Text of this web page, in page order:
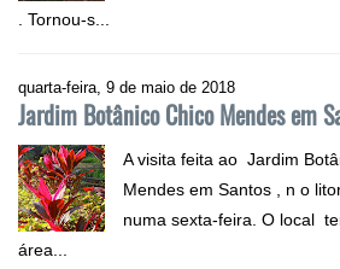
. Tornou-s...
quarta-feira, 9 de maio de 2018
Jardim Botânico Chico Mendes em
A visita feita ao Jardim
Mendes em Santos , n o
numa sexta-feira. O local
área...